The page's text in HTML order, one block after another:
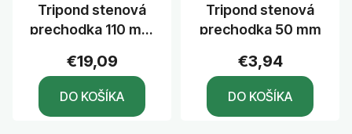
Tripond stenová
prechodka 110 mm
€19,09
DO KOŠÍKA
Tripond stenová
prechodka 50 mm
€3,94
DO KOŠÍKA